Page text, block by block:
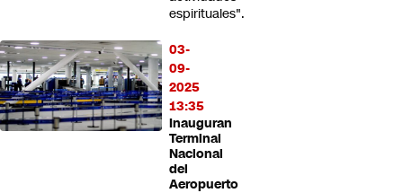
espirituales".
03-
09-
2025
13:35
Inauguran
Terminal
Nacional
del
Aeropuerto